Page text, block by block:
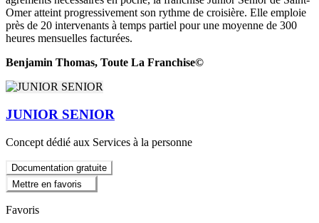
Omer atteint progressivement son rythme de croisière. Elle emploie
près de 20 intervenants à temps partiel pour une moyenne de 300
heures mensuelles facturées.
Benjamin Thomas, Toute La Franchise©
JUNIOR SENIOR
Concept dédié aux Services à la personne
Documentation gratuite
Mettre en favoris
Favoris